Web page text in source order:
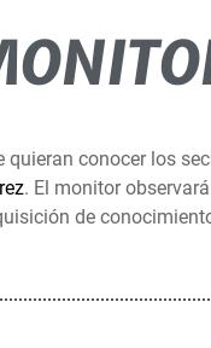
conocer los
. El monitor
de